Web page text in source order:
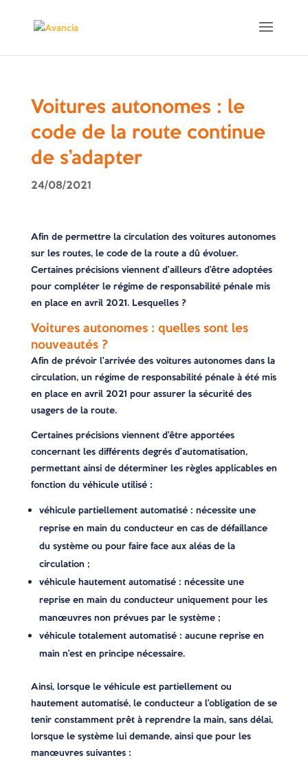
Voitures autonomes : le
code de la route continue
de s’adapter
24/08/2021
Afin de permettre la circulation des voitures autonomes
sur les routes, le code de la route a dû évoluer.
Certaines précisions viennent d’ailleurs d’être adoptées
pour compléter le régime de responsabilité pénale mis
en place en avril 2021. Lesquelles ?
Voitures autonomes : quelles sont les
nouveautés ?
Afin de prévoir l’arrivée des voitures autonomes dans la
circulation, un régime de responsabilité pénale à été mis
en place en avril 2021 pour assurer la sécurité des
usagers de la route.
Certaines précisions viennent d’être apportées
concernant les différents degrés d’automatisation,
permettant ainsi de déterminer les règles applicables en
fonction du véhicule utilisé :
véhicule partiellement automatisé : nécessite une
reprise en main du conducteur en cas de défaillance
du système ou pour faire face aux aléas de la
circulation ;
véhicule hautement automatisé : nécessite une
reprise en main du conducteur uniquement pour les
manœuvres non prévues par le système ;
véhicule totalement automatisé : aucune reprise en
main n’est en principe nécessaire.
Ainsi, lorsque le véhicule est partiellement ou
hautement automatisé, le conducteur a l’obligation de se
tenir constamment prêt à reprendre la main, sans délai,
lorsque le système lui demande, ainsi que pour les
manœuvres suivantes :